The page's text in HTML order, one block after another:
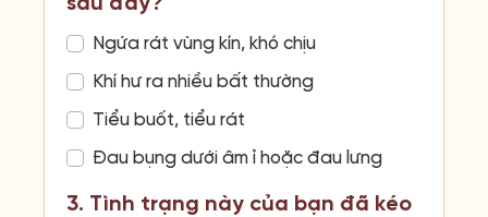
Ngứa rát vùng kín, khó chịu
Khí hư ra nhiều bất thường
Tiểu buốt, tiểu rát
Đau bụng dưới âm ỉ hoặc đau lưng
3. Tình trạng này của bạn đã kéo